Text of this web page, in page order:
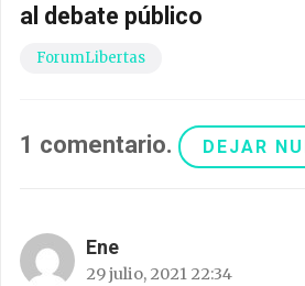
al debate público
ForumLibertas
1 comentario. DEJAR
Ene
29 julio, 2021 22:34